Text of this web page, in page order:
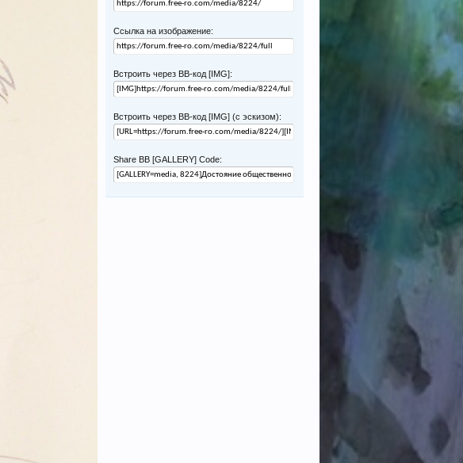
Ссылка на изображение:
Встроить через BB-код [IMG]:
Встроить через BB-код [IMG] (с эскизом):
Share BB [GALLERY] Code: